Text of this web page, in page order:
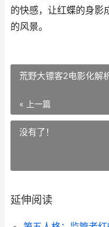
的快感，让红蝶的身影
的风景。
荒野大镖客2电影化解
« 上一篇
没有了！
延伸阅读